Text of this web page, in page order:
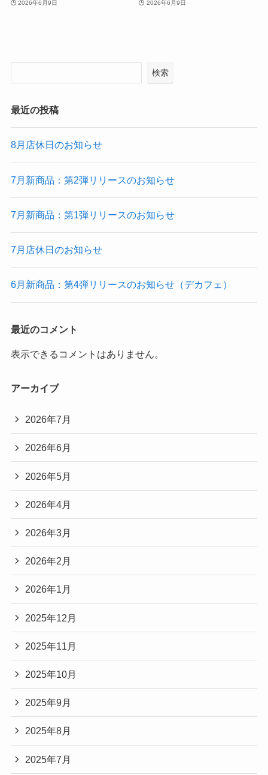
2026年6月9日 2026年6月9日
検索
最近の投稿
8月店休日のお知らせ
7月新商品：第2弾リリースのお知らせ
7月新商品：第1弾リリースのお知らせ
7月店休日のお知らせ
6月新商品：第4弾リリースのお知らせ（デカフェ）
最近のコメント
表示できるコメントはありません。
アーカイブ
2026年7月
2026年6月
2026年5月
2026年4月
2026年3月
2026年2月
2026年1月
2025年12月
2025年11月
2025年10月
2025年9月
2025年8月
2025年7月